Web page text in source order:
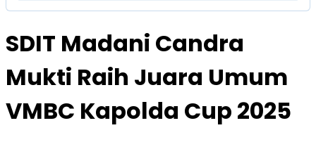
SDIT Madani Candra
Mukti Raih Juara Umum
VMBC Kapolda Cup 2025